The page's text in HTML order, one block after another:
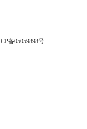
备05059898号